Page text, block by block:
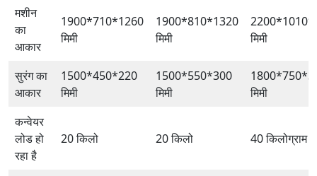
मशीन
का
आकार
1900*710*1260
मिमी
1900*810*1320
मिमी
मिमी
सुरंग का
आकार
1500*450*220
मिमी
1500*550*300
मिमी
मिमी
कन्वेयर
लोड हो
रहा है
20 किलो 20 किलो 40 किलोग्राम